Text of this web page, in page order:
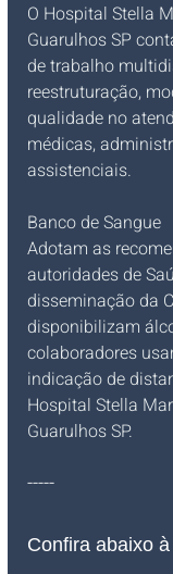
O Hospital Stella
Guarulhos SP
de trabalho
reestruturação,
qualidade no
médicas,
assistenciais.
Banco de Sangue
Adotam as
autoridades de
disseminação da
disponibilizam
colaboradores
indicação de
Hospital Stella
Guarulhos SP.
-----
Confira abaixo